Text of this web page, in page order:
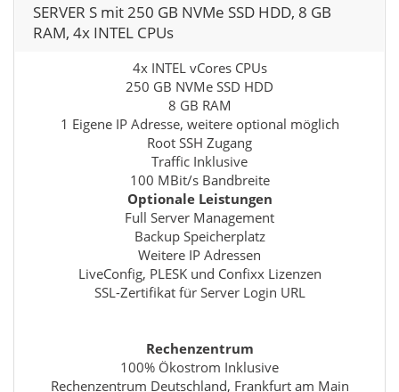
SERVER S mit 250 GB NVMe SSD HDD, 8 GB
RAM, 4x INTEL CPUs
4x INTEL vCores CPUs
250 GB NVMe SSD HDD
8 GB RAM
1 Eigene IP Adresse, weitere optional möglich
Root SSH Zugang
Traffic Inklusive
100 MBit/s Bandbreite
Optionale Leistungen
Full Server Management
Backup Speicherplatz
Weitere IP Adressen
LiveConfig, PLESK und Confixx Lizenzen
SSL-Zertifikat für Server Login URL
Rechenzentrum
100% Ökostrom Inklusive
Rechenzentrum Deutschland, Frankfurt am Main